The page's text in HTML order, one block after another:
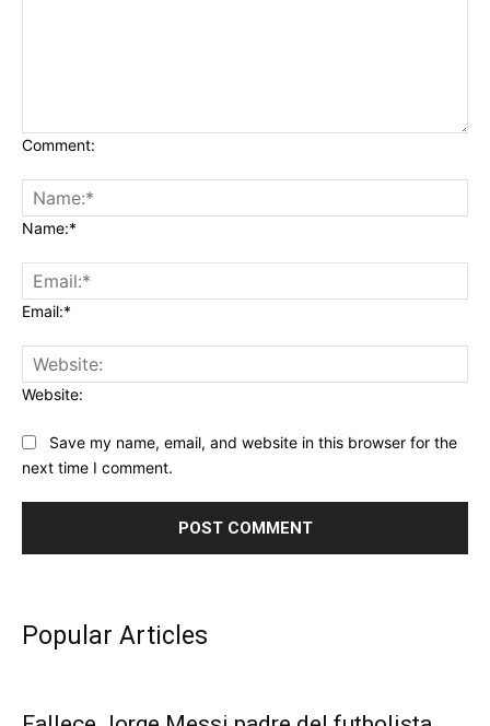
Comment:
Name:*
Email:*
Website:
Save my name, email, and website in this browser for the
next time I comment.
Popular Articles